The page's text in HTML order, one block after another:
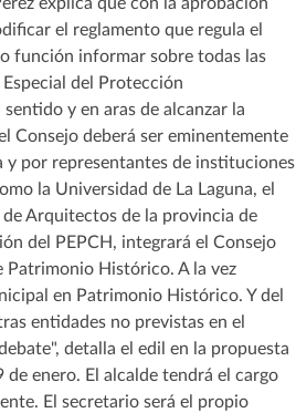
el reglamento que regula el
función informar sobre todas las
del Protección
y en aras de alcanzar la
Consejo deberá ser eminentemente
y por representantes de instituciones
la Universidad de La Laguna, el
Arquitectos de la provincia de
del PEPCH, integrará el Consejo
Patrimonio Histórico. A la vez
en Patrimonio Histórico. Y del
entidades no previstas en el
detalla el edil en la propuesta
enero. El alcalde tendrá el cargo
El secretario será el propio